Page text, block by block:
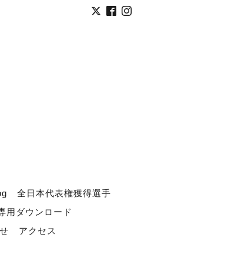
全日本代表権獲得選手
用ダウンロード
アクセス